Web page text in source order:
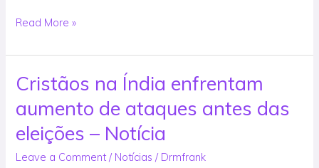
Read More »
Cristãos na Índia enfrentam
aumento de ataques antes das
eleições – Notícia
Leave a Comment / Notícias / Drmfrank
Cristãos
na
Índia
enfrentam
aumento
de